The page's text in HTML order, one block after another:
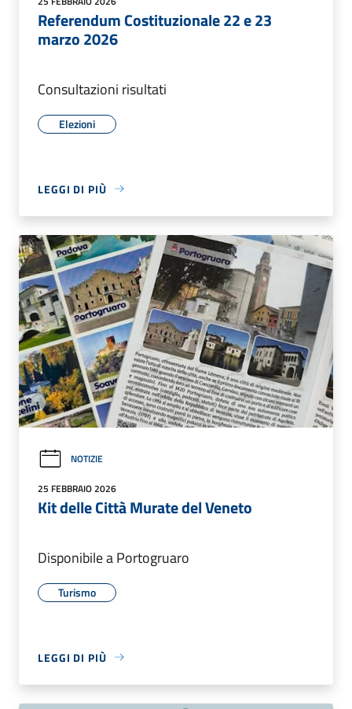
Referendum Costituzionale 22 e 23
marzo 2026
Consultazioni risultati
Elezioni
LEGGI DI PIÙ
NOTIZIE
25 FEBBRAIO 2026
Kit delle Città Murate del Veneto
Disponibile a Portogruaro
Turismo
LEGGI DI PIÙ